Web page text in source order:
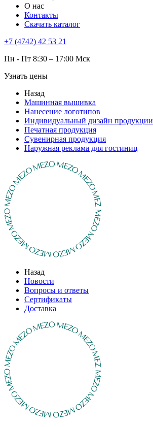
О нас
Контакты
Скачать каталог
+7 (4742) 42 53 21
Пн - Пт 8:30 – 17:00 Мск
Узнать цены
Назад
Машинная вышивка
Нанесение логотипов
Индивидуальный дизайн продукции
Печатная продукция
Сувенирная продукция
Наружная реклама для гостиниц
Назад
Новости
Вопросы и ответы
Сертификаты
Доставка